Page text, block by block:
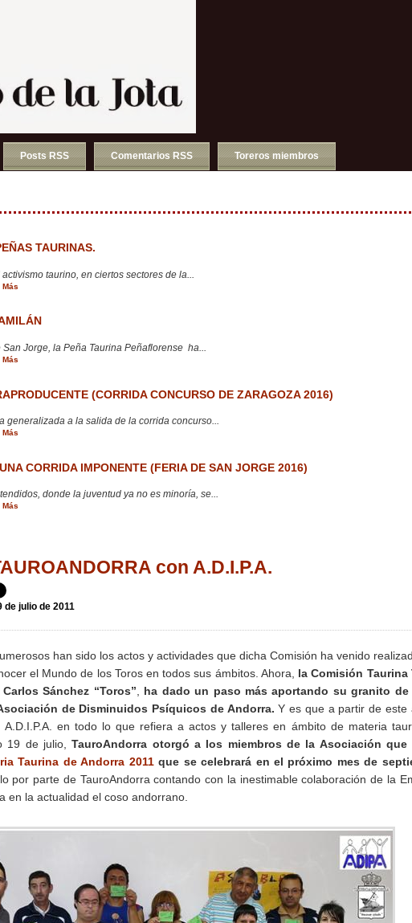
Posts RSS Comentarios RSS Toreros miembros
TAURINAS.
taurino, en ciertos sectores de la...
Más
Jorge, la Peña Taurina Peñaflorense ha...
Más
(CORRIDA CONCURSO DE ZARAGOZA 2016)
generalizada a la salida de la corrida concurso...
Más
CORRIDA IMPONENTE (FERIA DE SAN JORGE 2016)
donde la juventud ya no es minoría, se...
Más
de julio de 2011
han sido los actos y actividades que dicha Comisión ha venido
el Mundo de los Toros en todos sus ámbitos. Ahora, la Comisión Taurina
Sánchez “Toros”
ha dado un paso más aportando su granito de
de Disminuidos Psíquicos de Andorra.Y es que a partir de este
en todo lo que refiera a actos y talleres en ámbito de materia
19 de julio,TauroAndorra otorgó a los miembros de la Asociación que
Taurina de Andorra 2011que se celebrará en el próximo mes de
por parte de TauroAndorra contando con la inestimable colaboración de la
en la actualidad el coso andorrano.